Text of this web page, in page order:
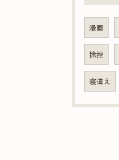
漫画
捻挫
寝違え